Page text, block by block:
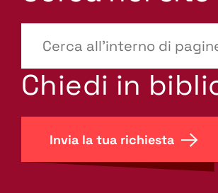
site-
search.label???
Chiedi in
Invia la tua richiesta